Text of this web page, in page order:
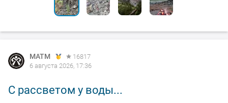
MATM
16817
6 августа 2026, 17:36
С рассветом у воды...